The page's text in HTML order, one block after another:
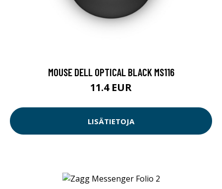
MOUSE DELL OPTICAL BLACK MS116
11.4 EUR
LISÄTIETOJA